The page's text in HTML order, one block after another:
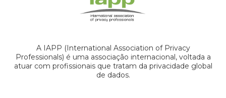
A IAPP (International Association of Privacy
Professionals) é uma associação internacional, voltada a
atuar com profissionais que tratam da privacidade global
de dados.